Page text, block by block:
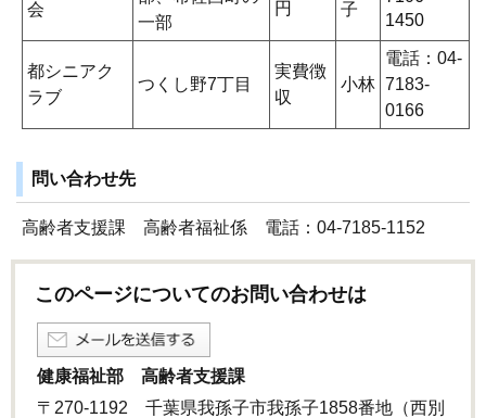
会
一部
円
子
1450
都シニアク
ラブ
つくし野7丁目
実費徴
収
小林
電話：04-
7183-
0166
問い合わせ先
高齢者支援課 高齢者福祉係 電話：04-7185-1152
このページについてのお問い合わせは
健康福祉部 高齢者支援課
〒270-1192 千葉県我孫子市我孫子1858番地（西別